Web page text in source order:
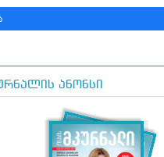
ანონსი